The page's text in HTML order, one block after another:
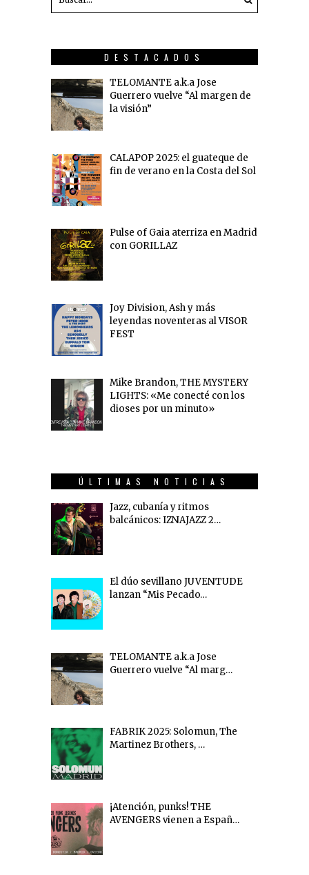
DESTACADOS
TELOMANTE a.k.a Jose
Guerrero vuelve “Al margen de
la visión”
CALAPOP 2025: el guateque de
fin de verano en la Costa del Sol
Pulse of Gaia aterriza en Madrid
con GORILLAZ
Joy Division, Ash y más
leyendas noventeras al VISOR
FEST
Mike Brandon, THE MYSTERY
LIGHTS: «Me conecté con los
dioses por un minuto»
ÚLTIMAS NOTICIAS
Jazz, cubanía y ritmos
balcánicos: IZNAJAZZ 2…
El dúo sevillano JUVENTUDE
lanzan “Mis Pecado…
TELOMANTE a.k.a Jose
Guerrero vuelve “Al marg…
FABRIK 2025: Solomun, The
Martinez Brothers, …
¡Atención, punks! THE
AVENGERS vienen a Españ…